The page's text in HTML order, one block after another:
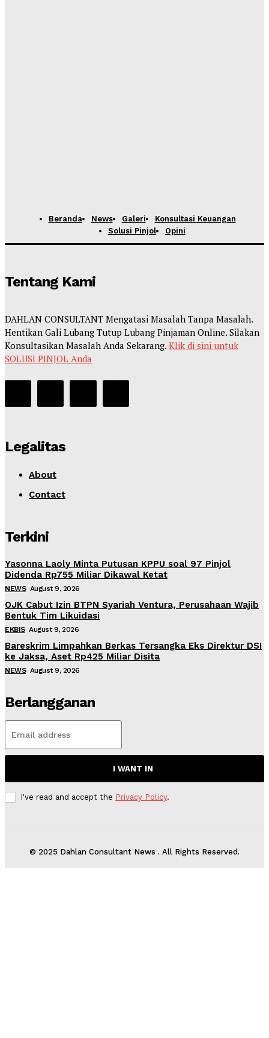
Beranda News Galeri
Konsultasi Keuangan
Solusi Pinjol
Opini
Tentang Kami
DAHLAN CONSULTANT Mengatasi Masalah Tanpa Masalah.
Hentikan Gali Lubang Tutup Lubang Pinjaman Online. Silakan
Konsultasikan Masalah Anda Sekarang. Klik di sini untuk
SOLUSI PINJOL Anda
Legalitas
About
Contact
Terkini
Yasonna Laoly Minta Putusan KPPU soal 97 Pinjol
Didenda Rp755 Miliar Dikawal Ketat
NEWS August 9, 2026
OJK Cabut Izin BTPN Syariah Ventura, Perusahaan Wajib
Bentuk Tim Likuidasi
EKBIS August 9, 2026
Bareskrim Limpahkan Berkas Tersangka Eks Direktur DSI
ke Jaksa, Aset Rp425 Miliar Disita
NEWS August 9, 2026
Berlangganan
I WANT IN
I've read and accept the Privacy Policy.
© 2025 Dahlan Consultant News . All Rights Reserved.